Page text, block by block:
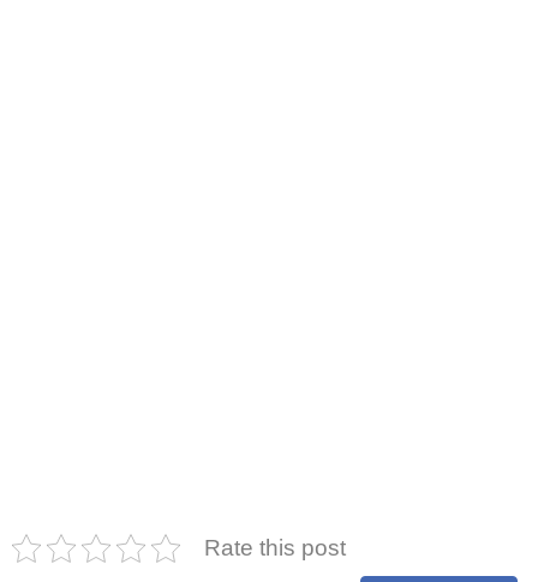
Rate this post